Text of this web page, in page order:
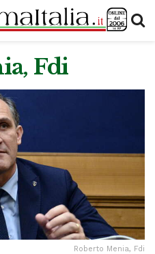
Fdi
Roberto Menia, Fdi